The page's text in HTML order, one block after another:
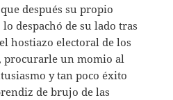
después su propio
despachó de su lado tras
hostiazo electoral de los
procurarle un momio al
y tan poco éxito
de brujo de las